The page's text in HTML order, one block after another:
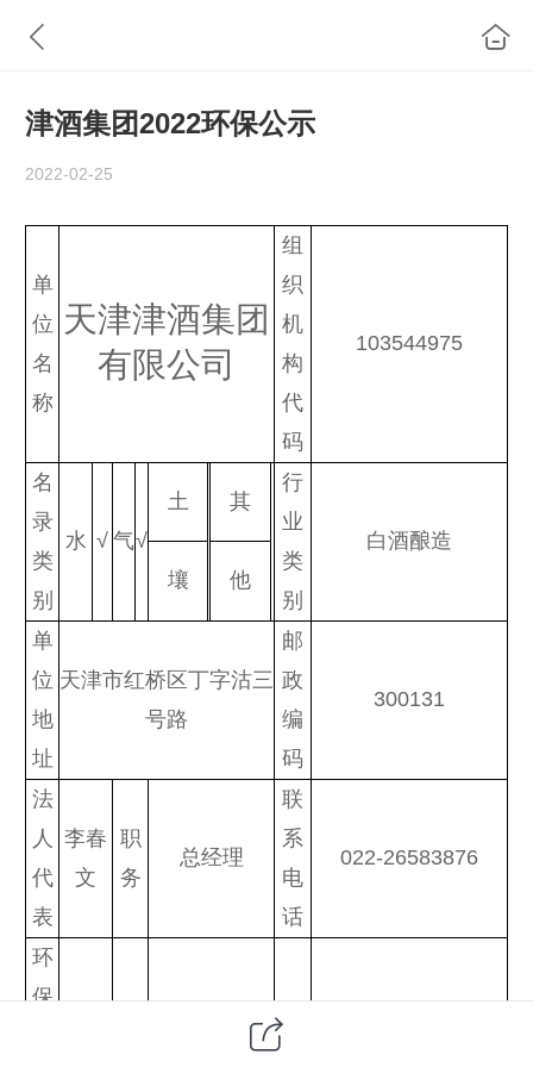
津酒集团2022环保公示
2022-02-25
单
位
名
称
天津津酒集团
有限公司
组
织
机
构
代
码
103544975
名
录
类
别
水 √ 气√
土 其
行
业
类
别
白酒酿造
壤
他
单
位
地
址
天津市红桥区丁字沽三
号路
邮
政
编
码
300131
法
人
代
表
李春
文
职
务
总经理
联
系
电
话
022-26583876
环
保